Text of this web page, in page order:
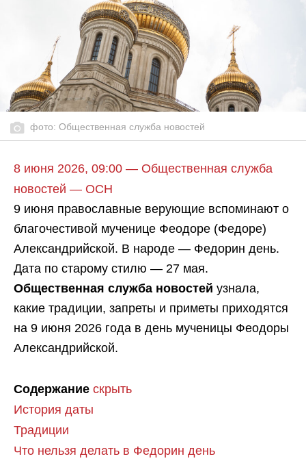
фото: Общественная служба новостей
8 июня 2026, 09:00 — Общественная служба
новостей — ОСН
9 июня православные верующие вспоминают о
благочестивой мученице Феодоре (Федоре)
Александрийской. В народе — Федорин день.
Дата по старому стилю — 27 мая.
Общественная служба новостей узнала,
какие традиции, запреты и приметы приходятся
на 9 июня 2026 года в день мученицы Феодоры
Александрийской.
Содержание скрыть
История даты
Традиции
Что нельзя делать в Федорин день